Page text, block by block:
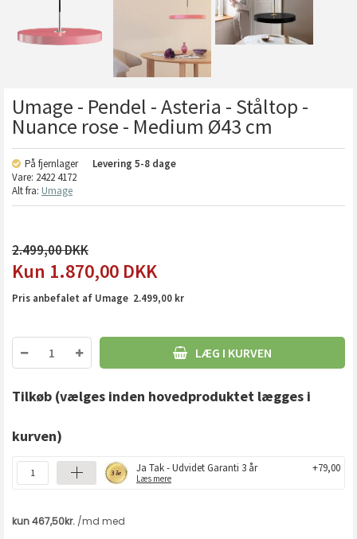
Umage - Pendel - Asteria - Ståltop -
Nuance rose - Medium Ø43 cm
På fjernlager Levering 5-8 dage
Vare: 2422 4172
Alt fra: Umage
2.499,00
1.870,00 DKK
Pris anbefalet af Umage 2.499,00 kr
LÆG I KURVEN
Tilkøb (vælges inden hovedproduktet lægges i
kurven)
Ja Tak - Udvidet Garanti 3 år
Læs mere
+79,00